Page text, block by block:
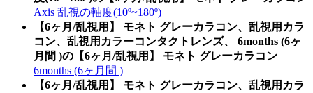
Axis 乱視の軸度(10º~180º)
【6ヶ月/乱視用】 モネト グレーカラコン、乱視用カラ
コン、乱視用カラーコンタクトレンズ、 6months (6ヶ
月間 )の【6ヶ月/乱視用】 モネト グレーカラコン
6months (6ヶ月間 )
【6ヶ月/乱視用】 モネト グレーカラコン、乱視用カラ